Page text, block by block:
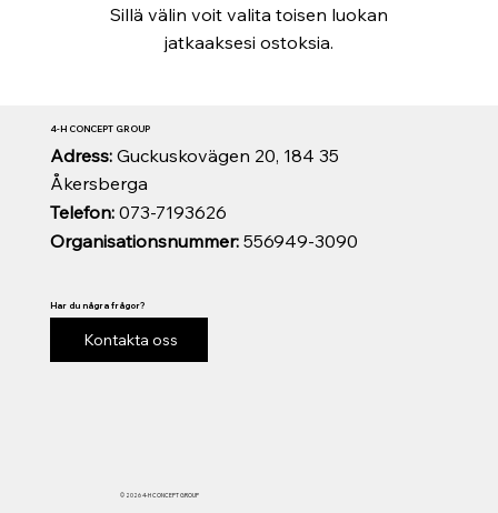
Sillä välin voit valita toisen luokan
jatkaaksesi ostoksia.
© 2026 4-H CONCEPT GROUP
Organisationsnummer:556949-3090
Telefon:073-7193626
Adress: Guckuskovägen 20, 184 35
Åkersberga
4-H CONCEPT GROUP
Har du några frågor?
Kontakta oss